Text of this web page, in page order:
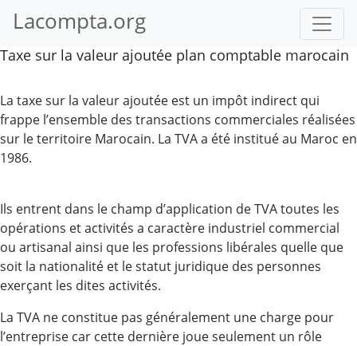
Lacompta.org
Taxe sur la valeur ajoutée plan comptable marocain
La taxe sur la valeur ajoutée est un impôt indirect qui
frappe l’ensemble des transactions commerciales réalisées
sur le territoire Marocain. La TVA a été institué au Maroc en
1986.
Ils entrent dans le champ d’application de TVA toutes les
opérations et activités a caractère industriel commercial
ou artisanal ainsi que les professions libérales quelle que
soit la nationalité et le statut juridique des personnes
exerçant les dites activités.
La TVA ne constitue pas généralement une charge pour
l’entreprise car cette dernière joue seulement un rôle